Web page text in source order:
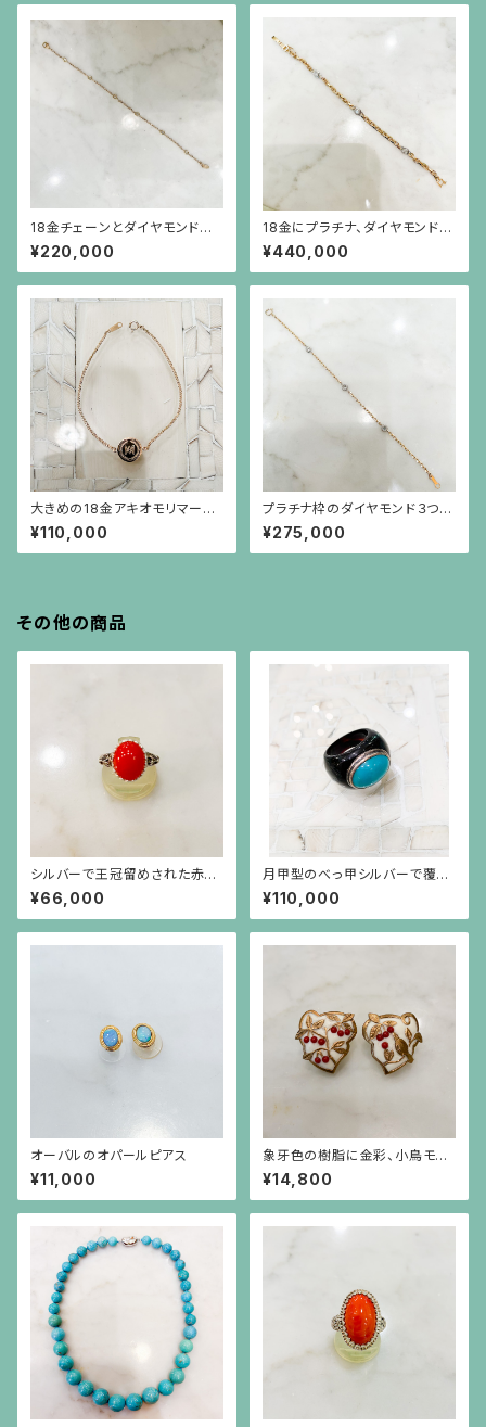
18金チェーンとダイヤモンドの
ブレスレット
¥220,000
18金にプラチナ、ダイヤモンド、
ルビー、サファイア、エメラルドの
リバーシブルブレスレット
¥440,000
大きめの18金アキオモリマーク
のプレートのブレスレット
¥110,000
プラチナ枠のダイヤモンド３つ
（0.35ct）と10金チェーンのブ
レスレット
¥275,000
その他の商品
シルバーで王冠留めされた赤珊
瑚のカボーションのライオンリン
グ
¥66,000
月甲型のべっ甲シルバーで覆輪
したトルコ石のボリュームリング
（15～16号の方用）
¥110,000
オーバルのオパールピアス
¥11,000
象牙色の樹脂に金彩、小鳥モチ
ーフに赤珊瑚色の実のイヤリン
グ
¥14,800